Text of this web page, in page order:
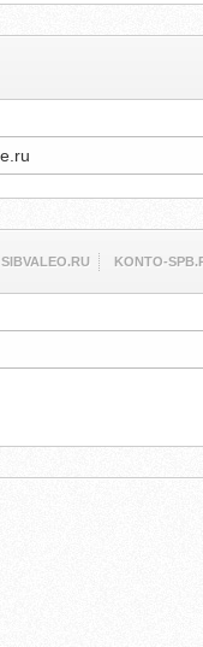
SIBVALEO.RU KONTO-